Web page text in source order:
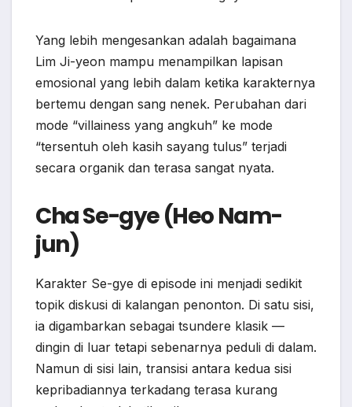
Yang lebih mengesankan adalah bagaimana
Lim Ji-yeon mampu menampilkan lapisan
emosional yang lebih dalam ketika karakternya
bertemu dengan sang nenek. Perubahan dari
mode “villainess yang angkuh” ke mode
“tersentuh oleh kasih sayang tulus” terjadi
secara organik dan terasa sangat nyata.
Cha Se-gye (Heo Nam-
jun)
Karakter Se-gye di episode ini menjadi sedikit
topik diskusi di kalangan penonton. Di satu sisi,
ia digambarkan sebagai tsundere klasik —
dingin di luar tetapi sebenarnya peduli di dalam.
Namun di sisi lain, transisi antara kedua sisi
kepribadiannya terkadang terasa kurang